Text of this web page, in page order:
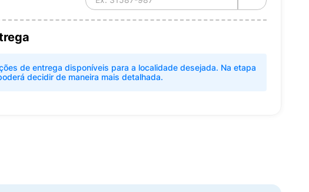
de entrega disponíveis para a localidade desejada. Na etapa
decidir de maneira mais detalhada.